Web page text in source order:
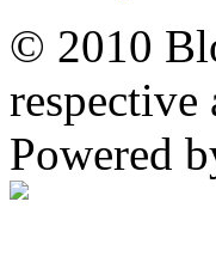
© 2010
respective
Powered